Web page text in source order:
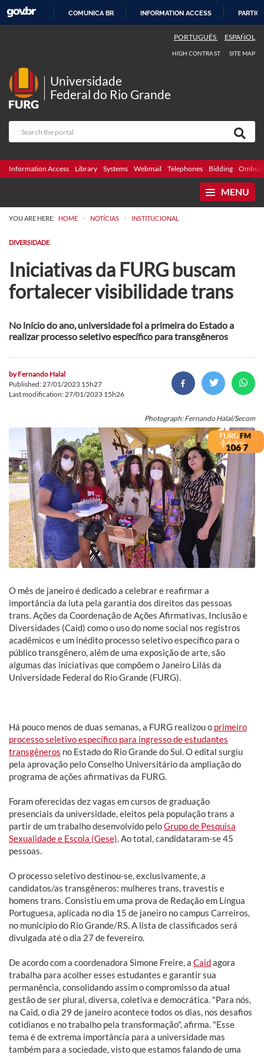
COMUNICA BR INFORMATION ACCESS
PORTUGUÊS ESPAÑOL
HIGH CONTRAST SITE MAP
Universidade
Federal do Rio Grande
Information Access Library Systems Webmail Telephones Bidding
MENU
YOU ARE HERE: HOME > NOTÍCIAS > INSTITUCIONAL
DIVERSIDADE
Iniciativas da FURG buscam
fortalecer visibilidade trans
No início do ano, universidade foi a primeira do Estado a
realizar processo seletivo específico para transgêneros
byFernando Halal
Published: 27/01/2023 15h27
Last modification: 27/01/2023 15h26
Photograph: Fernando Halal/Secom
O mês de janeiro é dedicado a celebrar e reafirmar a
importância da luta pela garantia dos direitos das pessoas
trans. Ações da Coordenação de Ações Afirmativas, Inclusão e
Diversidades (Caid) como o uso do nome social nos registros
acadêmicos e um inédito processo seletivo específico para o
público transgênero, além de uma exposição de arte, são
algumas das iniciativas que compõem o Janeiro Lilás da
Universidade Federal do Rio Grande (FURG).
Há pouco menos de duas semanas, a FURG realizou o primeiro
processo seletivo específico para ingresso de estudantes
transgêneros no Estado do Rio Grande do Sul. O edital surgiu
pela aprovação pelo Conselho Universitário da ampliação do
programa de ações afirmativas da FURG.
Foram oferecidas dez vagas em cursos de graduação
presenciais da universidade, eleitos pela população trans a
partir de um trabalho desenvolvido peloGrupo de Pesquisa
Sexualidade e Escola (Gese). Ao total, candidataram-se 45
pessoas.
O processo seletivo destinou-se, exclusivamente, a
candidatos/as transgêneros: mulheres trans, travestis e
homens trans. Consistiu em uma prova de Redação em Língua
Portuguesa, aplicada no dia 15 de janeiro no campus Carreiros,
no município do Rio Grande/RS. A lista de classificados será
divulgada até o dia 27 de fevereiro.
De acordo com a coordenadora Simone Freire, a Caidagora
trabalha para acolher esses estudantes e garantir sua
permanência, consolidando assim o compromisso da atual
gestão de ser plural, diversa, coletiva e democrática. "Para nós,
na Caid, o dia 29 de janeiro acontece todos os dias, nos desafios
cotidianos e no trabalho pela transformação", afirma. "Esse
tema é de extrema importância para a universidade mas
também para a sociedade, visto que estamos falando de uma